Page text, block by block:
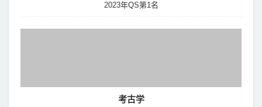
2023年QS第1名
考古学